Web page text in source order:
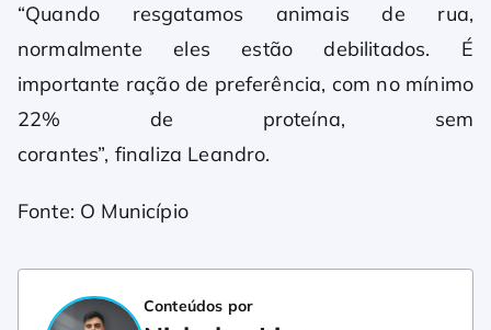
“Quando resgatamos animais de rua,
normalmente eles estão debilitados. É
importante ração de preferência, com no mínimo
22% de proteína, sem
corantes”, finaliza Leandro.
Fonte: O Município
Conteúdos por